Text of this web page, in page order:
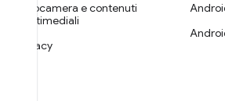
Fotocamera e contenuti
multimediali
Privacy